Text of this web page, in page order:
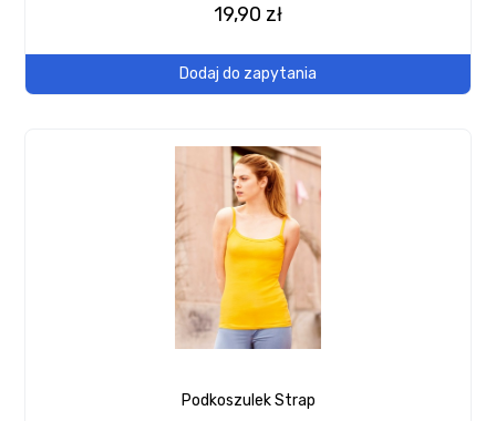
19,90 zł
Dodaj do zapytania
Podkoszulek Strap